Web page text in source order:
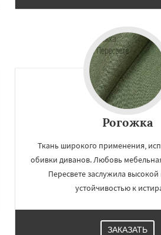
Рогожка
Ткань широкого применения,
обивки диванов. Любовь
Пересвете заслужила
устойчивостью к
ЗАКАЗАТЬ